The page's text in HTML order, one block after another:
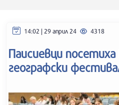
14:02 | 29 април 24 4318
Паисиевци посетиха
географски